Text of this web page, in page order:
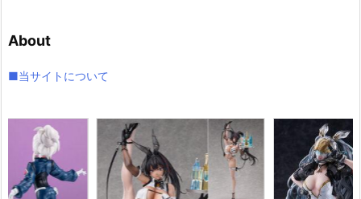
ブ
About
■当サイトについて